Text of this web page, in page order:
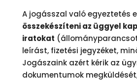
A jogásszal való egyeztetés
összekészíteni az üggyel
iratokat
leírást, fizetési jegyzéket,
Jogászaink azért kérik az
dokumentumok